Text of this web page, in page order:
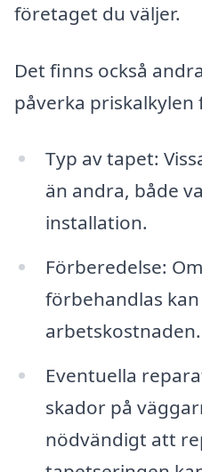
företaget du väljer.
Det finns också
påverka
Typ av tapet:
än andra, både
installation.
Förberedelse:
förbehandlas
arbetskostnaden.
Eventuella
skador på
nödvändigt att